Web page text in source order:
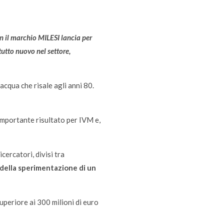
il marchio MILESI lancia per
nuovo nel settore,
che risale agli anni 80.
risultato per IVM e,
divisi tra
sperimentazione di un
ai 300 milioni di euro